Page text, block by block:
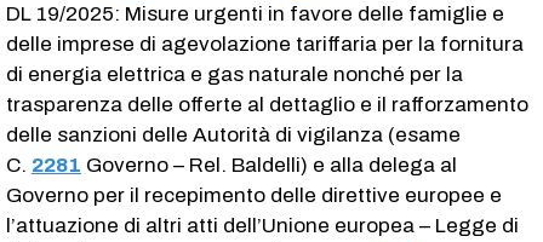
DL 19/2025: Misure urgenti in favore delle famiglie e
delle imprese di agevolazione tariffaria per la fornitura
di energia elettrica e gas naturale nonché per la
trasparenza delle offerte al dettaglio e il rafforzamento
delle sanzioni delle Autorità di vigilanza (esame
C. 2281 ​ Governo – Rel. Baldelli) e alla delega al
Governo per il recepimento delle direttive europee e
l’attuazione di altri atti dell’Unione europea – Legge di